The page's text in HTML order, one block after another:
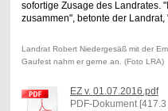
sofortige Zusage des Landrates.
zusammen", betonte der
Landrat Robert Niedergesäß mit der
Gaufest nahm er gerne an. (Foto LRA)
EZ v. 01.07.2016.pdf
PDF-Dokument [417.3